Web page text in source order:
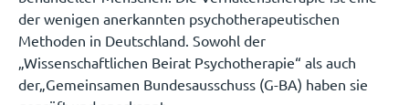
der wenigen anerkannten psychotherapeutischen
Methoden in Deutschland. Sowohl der
„Wissenschaftlichen Beirat Psychotherapie“ als auch
der„Gemeinsamen Bundesausschuss (G-BA) haben sie